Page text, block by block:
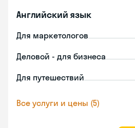
Английский язык
Для маркетологов
Деловой - для бизнеса
Для путешествий
Все услуги и цены (5)